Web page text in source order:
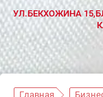
УЛ.БЕКХОЖИНА
Главная